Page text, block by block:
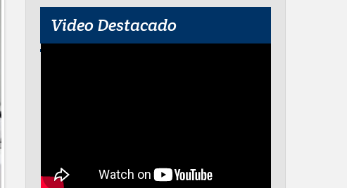
Video Destacado